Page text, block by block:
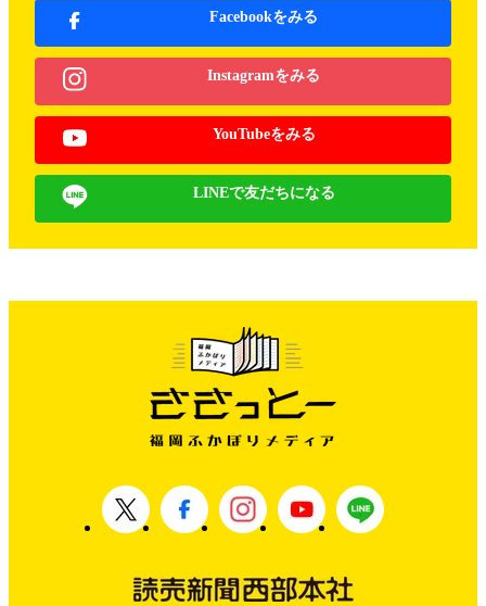
Facebookをみる
Instagramをみる
YouTubeをみる
LINEで友だちになる